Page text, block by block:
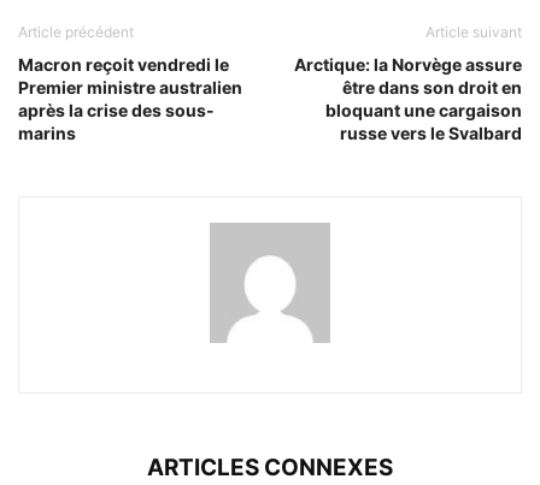
Article précédent
Macron reçoit vendredi le
Premier ministre australien
après la crise des sous-
marins
Article suivant
Arctique: la Norvège assure
être dans son droit en
bloquant une cargaison
russe vers le Svalbard
ARTICLES CONNEXES